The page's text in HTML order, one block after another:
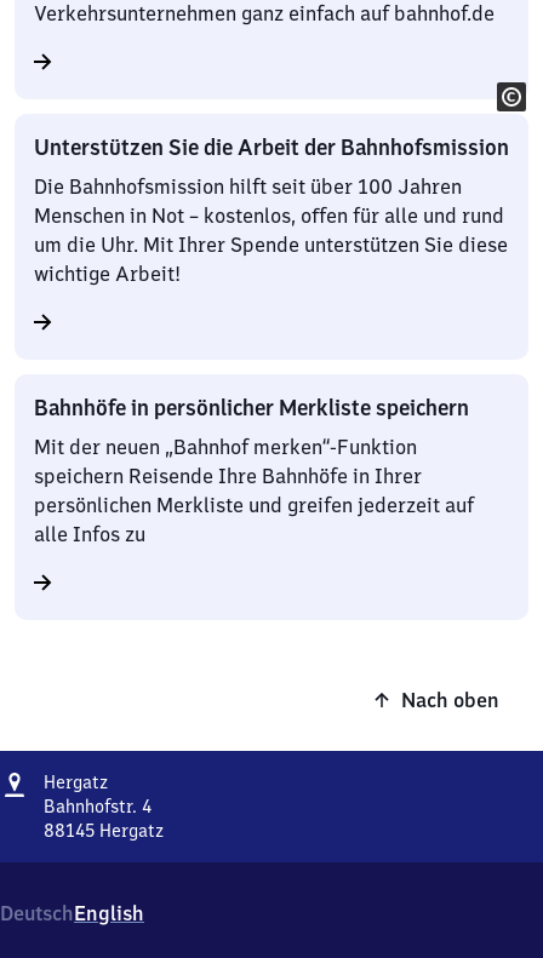
Verkehrsunternehmen ganz einfach auf bahnhof.de
Unterstützen Sie die Arbeit der Bahnhofsmission
Die Bahnhofsmission hilft seit über 100 Jahren
Menschen in Not – kostenlos, offen für alle und rund
um die Uhr. Mit Ihrer Spende unterstützen Sie diese
wichtige Arbeit!
Bahnhöfe in persönlicher Merkliste speichern
Mit der neuen „Bahnhof merken“-Funktion
speichern Reisende Ihre Bahnhöfe in Ihrer
persönlichen Merkliste und greifen jederzeit auf
alle Infos zu
Nach oben
Adresse
HergatzHergatz
Bahnhofstr. 4
88145 Hergatz
4,
8
DeutschEnglish